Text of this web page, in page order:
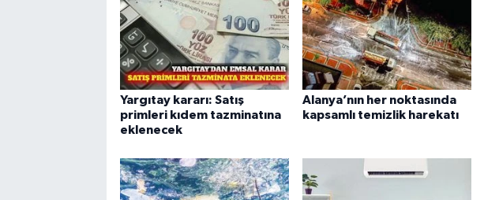
Yargıtay kararı: Satış
primleri kıdem tazminatına
eklenecek
Alanya’nın her noktasında
kapsamlı temizlik harekatı